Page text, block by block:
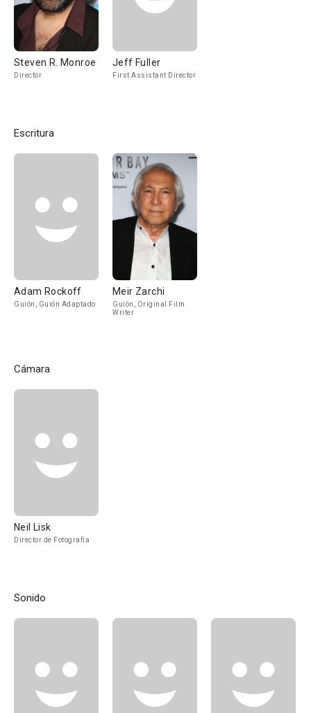
Steven R. Monroe
Director
Jeff Fuller
First Assistant Director
Escritura
Adam Rockoff
Guión, Guión Adaptado
Meir Zarchi
Guión, Original Film
Writer
Cámara
Neil Lisk
Director de Fotografía
Sonido